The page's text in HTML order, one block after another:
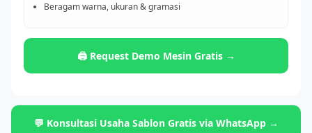
Beragam warna, ukuran & gramasi
🖨️ Request Demo Mesin Gratis →
💬 Konsultasi Usaha Sablon Gratis via WhatsApp →